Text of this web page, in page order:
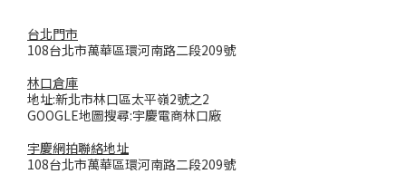
台北門市
108台北市萬華區環河南路二段209號
林口倉庫
地址:新北市林口區太平嶺2號之2
GOOGLE地圖搜尋:宇慶電商林口廠
宇慶網拍聯絡地址
108台北市萬華區環河南路二段209號